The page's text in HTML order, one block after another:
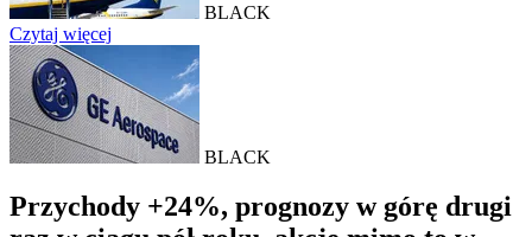
BLACK
Czytaj więcej
BLACK
Przychody +24%, prognozy w górę drugi